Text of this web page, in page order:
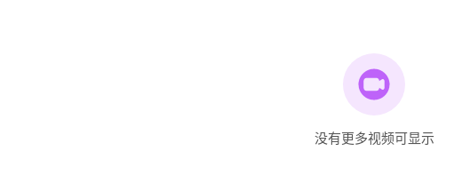
没有更多视频可显示